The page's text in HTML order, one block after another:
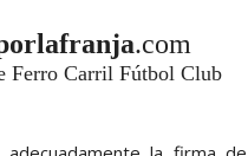
.com
Ferro Carril Fútbol Club